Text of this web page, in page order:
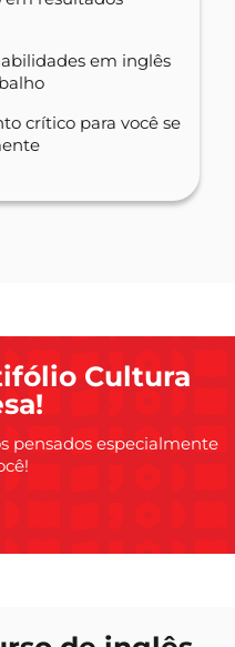
em inglês
crítico para você se
Cultura
pensados especialmente